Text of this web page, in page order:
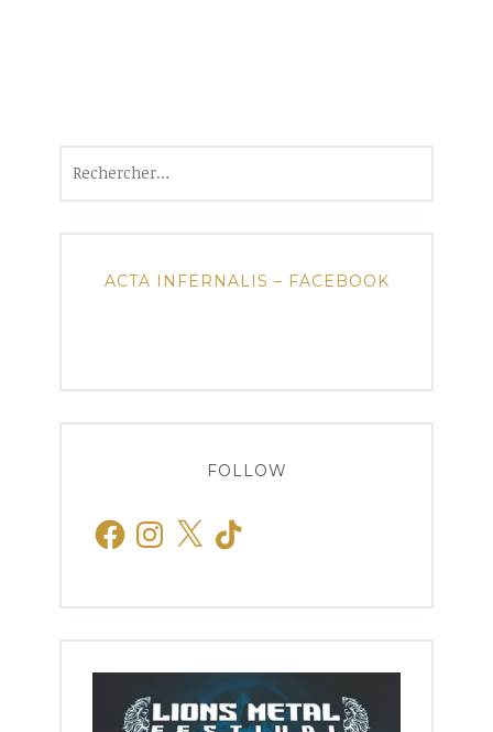
ACTA INFERNALIS – FACEBOOK
FOLLOW
FacebookInstagram
X TikTok